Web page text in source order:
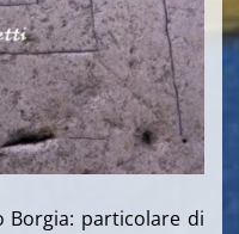
Borgia: particolare di